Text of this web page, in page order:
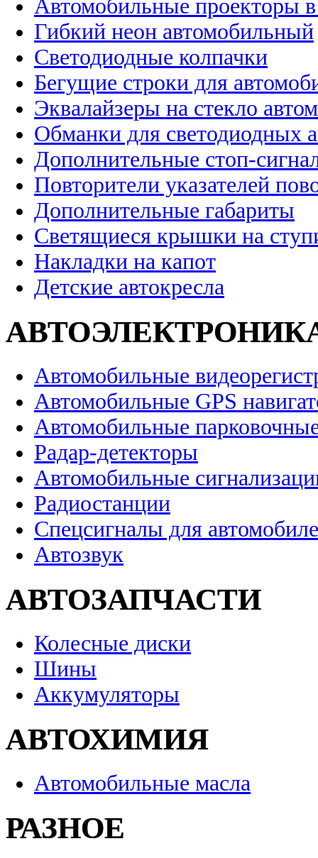
Автомобильные проекторы
Гибкий неон автомобильный
Светодиодные колпачки
Бегущие строки для
Эквалайзеры на стекло
Обманки для светодиодных
Дополнительные стоп-
Повторители указателей
Дополнительные габариты
Светящиеся крышки на
Накладки на капот
Детские автокресла
Автомобильные
Автомобильные GPS
Автомобильные
Радар-детекторы
Автомобильные
Радиостанции
Спецсигналы для
Автозвук
АВТОЗАПЧАСТИ
Колесные диски
Шины
Аккумуляторы
АВТОХИМИЯ
Автомобильные масла
РАЗНОЕ